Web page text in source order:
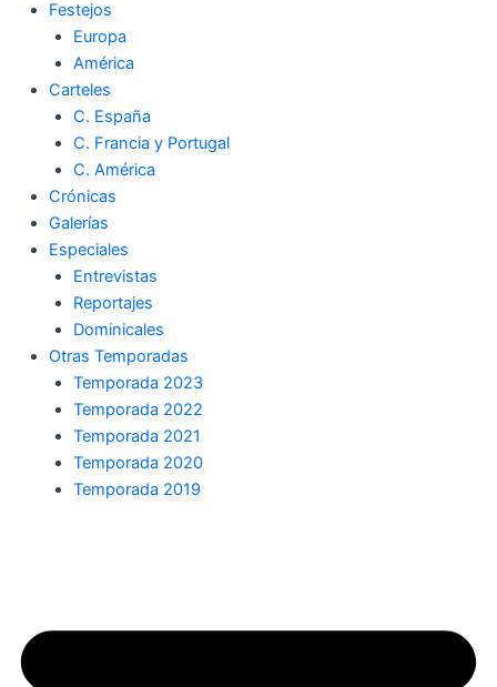
Festejos
Europa
América
Carteles
C. España
C. Francia y Portugal
C. América
Crónicas
Galerías
Especiales
Entrevistas
Reportajes
Dominicales
Otras Temporadas
Temporada 2023
Temporada 2022
Temporada 2021
Temporada 2020
Temporada 2019